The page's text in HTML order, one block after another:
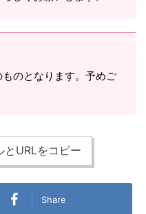
のとなります。予めご
とURLをコピー
Share